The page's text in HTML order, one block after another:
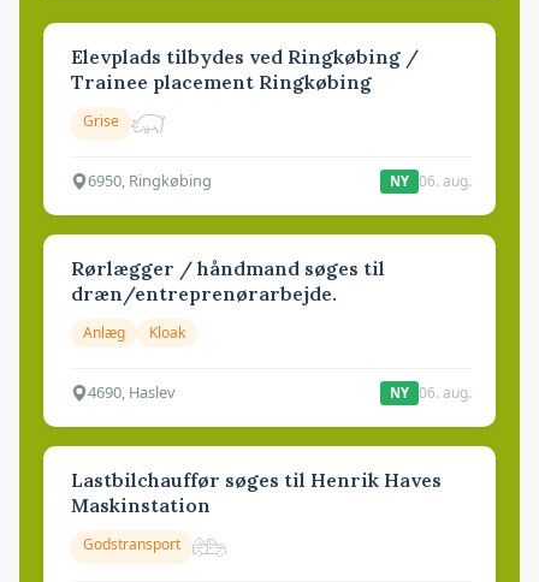
Elevplads tilbydes ved Ringkøbing /
Trainee placement Ringkøbing
Grise
6950, Ringkøbing NY 06. aug.
Rørlægger / håndmand søges til
dræn/entreprenørarbejde.
Anlæg Kloak
4690, Haslev NY 06. aug.
Lastbilchauffør søges til Henrik Haves
Maskinstation
Godstransport